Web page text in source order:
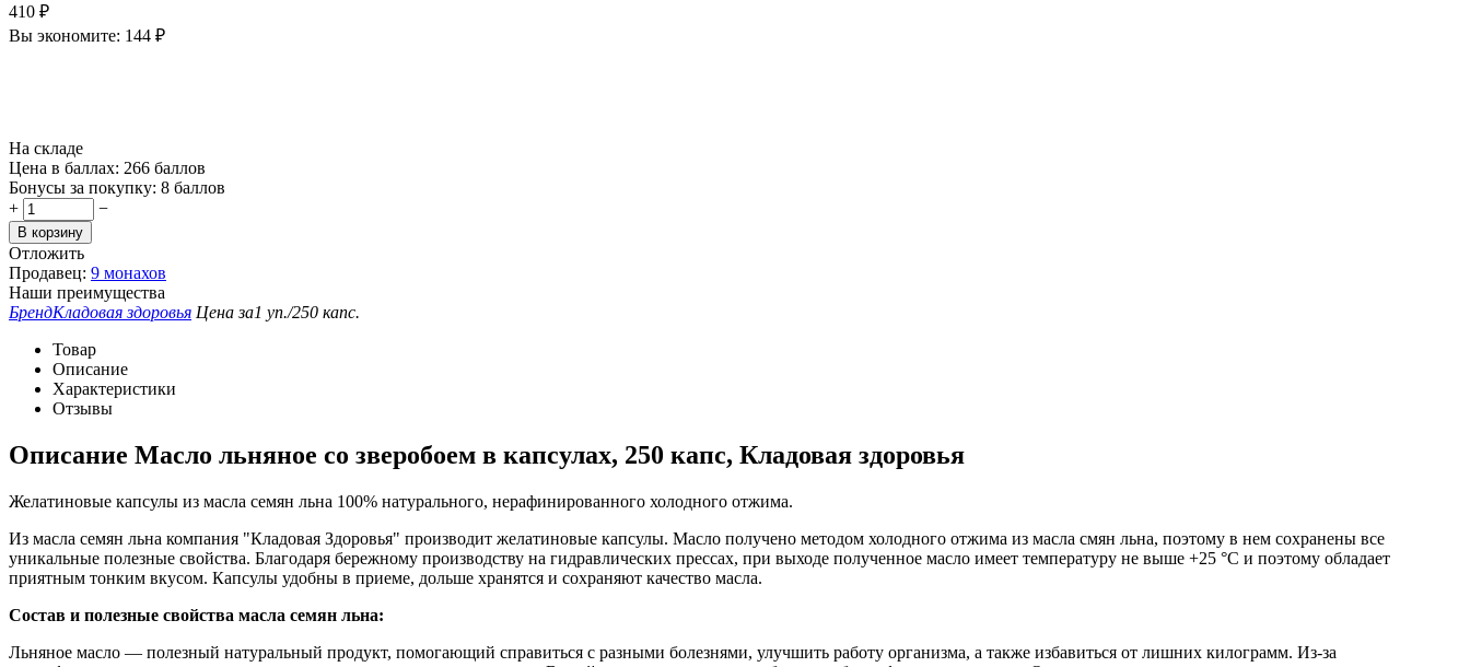
410 ₽
Вы экономите: 144 ₽
На складе
Цена в баллах: 266 баллов
Бонусы за покупку: 8 баллов
+
−
В корзину
Отложить
Продавец: 9 монахов
Наши преимущества
БрендКладовая здоровья Цена за1 уп./250 капс.
Товар
Описание
Характеристики
Отзывы
Описание Масло льняное со зверобоем в капсулах, 250 капс, Кладовая здоровья
Желатиновые капсулы из масла семян льна 100% натурального, нерафинированного холодного отжима.
Из масла семян льна компания "Кладовая Здоровья" производит желатиновые капсулы. Масло получено методом холодного отжима из масла смян льна, поэтому в нем сохранены все
уникальные полезные свойства. Благодаря бережному производству на гидравлических прессах, при выходе полученное масло имеет температуру не выше +25 °C и поэтому обладает
приятным тонким вкусом. Капсулы удобны в приеме, дольше хранятся и сохраняют качество масла.
Состав и полезные свойства масла семян льна:
Льняное масло — полезный натуральный продукт, помогающий справиться с разными болезнями, улучшить работу организма, а также избавиться от лишних килограмм. Из-за